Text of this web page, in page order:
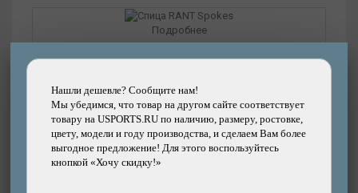
Нашли дешевле? Сообщите нам!
Мы убедимся, что товар на другом сайте соответствует
товару на USPORTS.RU по наличию, размеру, ростовке,
цвету, модели и году производства, и сделаем Вам более
выгодное предложение! Для этого воспользуйтесь
кнопкой «Хочу скидку!»
Подробнее
Бренд: RANT
Цена:
45р.
8100р.
100%
В магазине